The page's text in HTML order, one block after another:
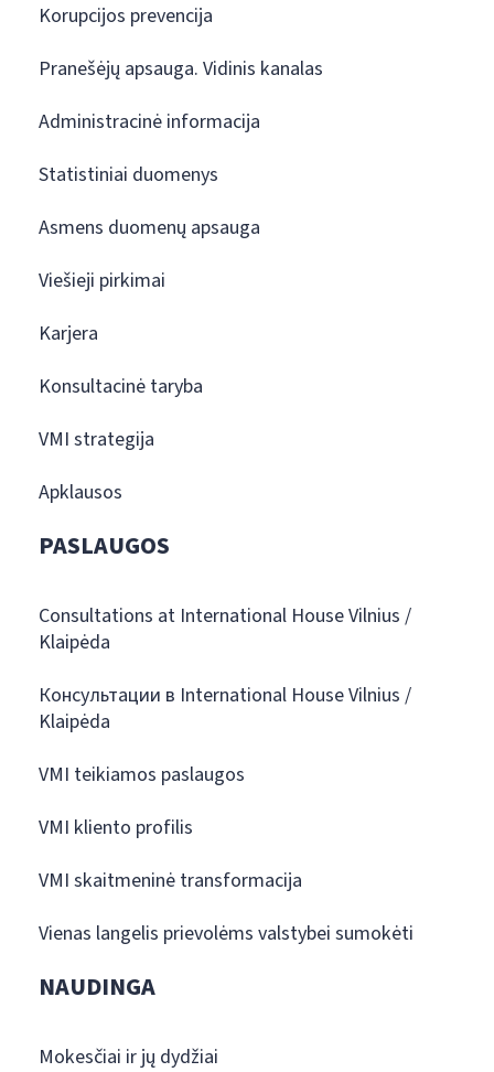
Korupcijos prevencija
Pranešėjų apsauga. Vidinis kanalas
Administracinė informacija
Statistiniai duomenys
Asmens duomenų apsauga
Viešieji pirkimai
Karjera
Konsultacinė taryba
VMI strategija
Apklausos
PASLAUGOS
Consultations at International House Vilnius /
Klaipėda
Консультации в International House Vilnius /
Klaipėda
VMI teikiamos paslaugos
VMI kliento profilis
VMI skaitmeninė transformacija
Vienas langelis prievolėms valstybei sumokėti
NAUDINGA
Mokesčiai ir jų dydžiai